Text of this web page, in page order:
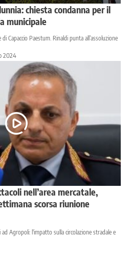
chiesta condanna per il
municipale
Capaccio Paestum. Rinaldi punta all’assoluzione
2024
nell’area mercatale,
scorsa riunione
Agropoli: l'impatto sulla circolazione stradale e